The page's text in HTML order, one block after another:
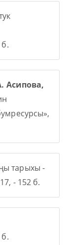
Асипова,
тарыхы -
- 152 б.